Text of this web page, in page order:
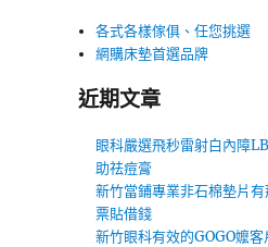
各式各樣傢俱、任您挑選
網購床墊首選品牌
近期文章
眼科嚴選飛秒雷射白內障
助祛痘膏
新竹當鋪專業非石棉墊片
票貼借錢
新竹眼科有效的GOGO嬤